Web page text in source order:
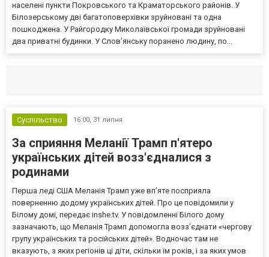
населені пункти Покровського та Краматорського районів. У
Білозерському дві багатоповерхівки зруйновані та одна
пошкоджена. У Райгородку Миколаївської громади зруйновані
два приватні будинки. У Слов’янську поранено людину, по...
Суспільство 16:00, 31 липня
За сприяння Меланії Трамп п'ятеро
українських дітей возз'єдналися з
родинами
Перша леді США Меланія Трамп уже впʼяте посприяла
поверненню додому українських дітей. Про це повідомили у
Білому домі, передає inshe.tv. У повідомленні Білого дому
зазначають, що Меланія Трамп допомогла возз’єднати «чергову
групу українських та російських дітей». Водночас там не
вказують, з яких регіонів ці діти, скільки їм років, і за яких умов